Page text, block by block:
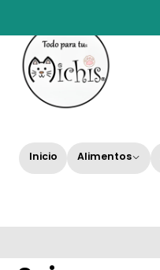
Inicio Alimentos